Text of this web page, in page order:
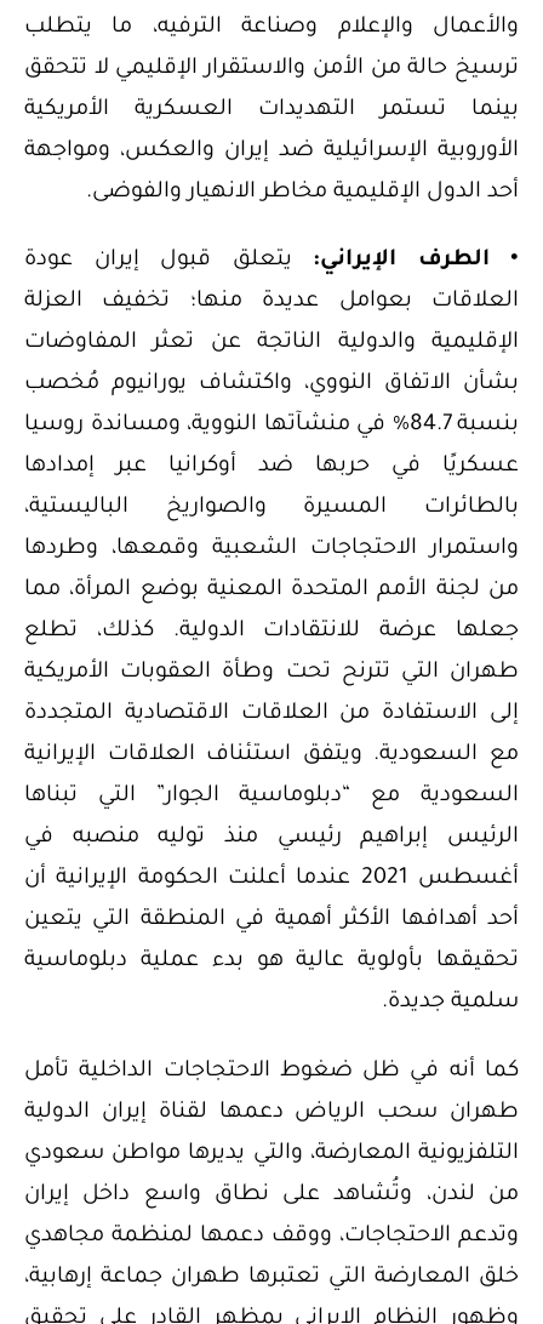
والأعمال والإعلام وصناعة الترفيه، ما يتطلب
ترسيخ حالة من الأمن والاستقرار الإقليمي لا تتحقق
بينما تستمر التهديدات العسكرية الأمريكية
الأوروبية الإسرائيلية ضد إيران والعكس، ومواجهة
أحد الدول الإقليمية مخاطر الانهيار والفوضى.
• الطرف الإيراني:يتعلق قبول إيران عودة
العلاقات بعوامل عديدة منها؛ تخفيف العزلة
الإقليمية والدولية الناتجة عن تعثر المفاوضات
بشأن الاتفاق النووي، واكتشاف يورانيوم مُخصب
بنسبة 84.7% في منشآتها النووية، ومساندة روسيا
عسكريًا في حربها ضد أوكرانيا عبر إمدادها
بالطائرات المسيرة والصواريخ الباليستية،
واستمرار الاحتجاجات الشعبية وقمعها، وطردها
من لجنة الأمم المتحدة المعنية بوضع المرأة، مما
جعلها عرضة للانتقادات الدولية. كذلك، تطلع
طهران التي تترنح تحت وطأة العقوبات الأمريكية
إلى الاستفادة من العلاقات الاقتصادية المتجددة
مع السعودية. ويتفق استئناف العلاقات الإيرانية
السعودية مع “دبلوماسية الجوار” التي تبناها
الرئيس إبراهيم رئيسي منذ توليه منصبه في
أغسطس 2021 عندما أعلنت الحكومة الإيرانية أن
أحد أهدافها الأكثر أهمية في المنطقة التي يتعين
تحقيقها بأولوية عالية هو بدء عملية دبلوماسية
سلمية جديدة.
كما أنه في ظل ضغوط الاحتجاجات الداخلية تأمل
طهران سحب الرياض دعمها لقناة إيران الدولية
التلفزيونية المعارضة، والتي يديرها مواطن سعودي
من لندن، وتُشاهد على نطاق واسع داخل إيران
وتدعم الاحتجاجات، ووقف دعمها لمنظمة مجاهدي
خلق المعارضة التي تعتبرها طهران جماعة إرهابية،
وظهور النظام الإيراني بمظهر القادر على تحقيق